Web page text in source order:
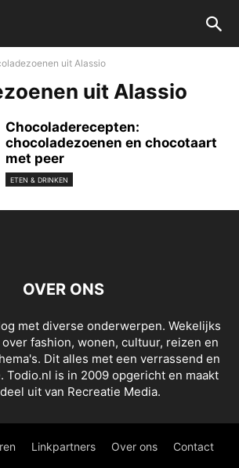
uit Alassio
uit Alassio
Chocoladerecepten:
chocoladezoenen en chocotaart
met peer
ETEN & DRINKEN
OVER ONS
met diverse onderwerpen. Wekelijks
fashion, wonen, cultuur, reizen en
Dit alles met een verrassend en
Todio.nl is in 2009 opgericht en maakt
uit van Recreatie Media.
Linkpartners Over ons Contact